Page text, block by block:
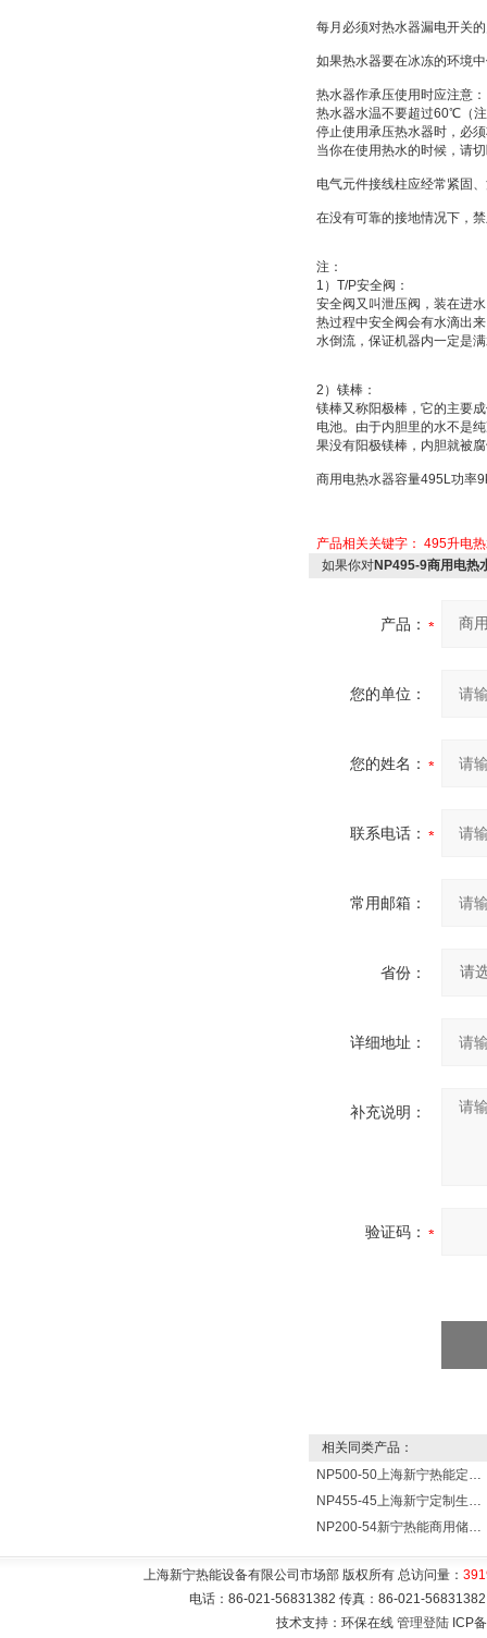
每月必须对热水器漏电开关
如果热水器要在冰冻的环境
热水器作承压使用时应注意：
热水器水温不要超过60℃ （
停止使用承压热水器时，必
当你在使用热水的时候，请
电气元件接线柱应经常紧固
在没有可靠的接地情况下，
注：
1 ） T/P安全阀：
安全阀又叫泄压阀 ，装在进
热过程中安全阀会有水滴出
水倒流，保证机器内一定是
2 ） 镁棒：
镁棒又称阳极棒 ，它的主要
电池。由于内胆里的水不是
果没有阳极镁棒，内胆就被
商用电热水器容量495L功率
产品相关关键字： 495升电
如果你对NP495-9商用电热
产品：
您的单位：
您的姓名：
联系电话：
常用邮箱：
省份：
详细地址：
补充说明：
验证码：
相关同类产品：
NP500-50上海新宁热能定制各式不锈钢水箱容器
NP455-45上海新宁定制生产各式不锈钢容器
NP200-54新宁热能商用储水式电热水器V=200升N=54千瓦
上海新宁热能设备有限公司市场部 版权所有 总访问量：
电话：86-021-56831382 传真：86-021-
技术支持：环保在线 管理登陆 ICP